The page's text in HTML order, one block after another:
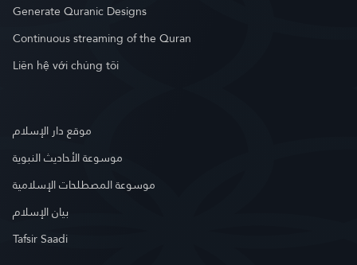
Generate Quranic Designs
Continuous streaming of the Quran
Liên hệ với chúng tôi
موقع دار الإسلام
موسوعة الأحاديث النبوية
موسوعة المصطلحات الإسلامية
بيان الإسلام
Tafsir Saadi